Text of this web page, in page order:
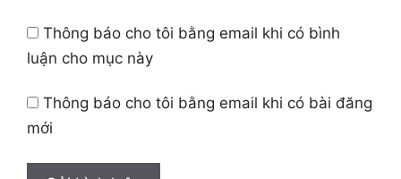
Thông báo cho tôi bằng email khi có bình
luận cho mục này
Thông báo cho tôi bằng email khi có bài đăng
mới